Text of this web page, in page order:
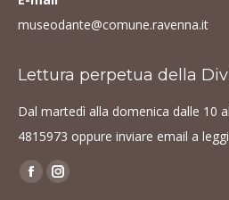
museodante@comune.ravenna.it
Lettura perpetua della
Dal martedì alla domenica dalle 10
4815973 oppure inviare email a
Find us on:
FacebookInstagram